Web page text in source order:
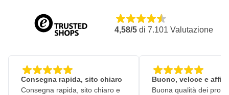
4,58/5 di 7.101 Valutazione
Consegna rapida, sito chiaro
Consegna rapida, sito chiaro e
Buono, veloce e
Buona qualità dei